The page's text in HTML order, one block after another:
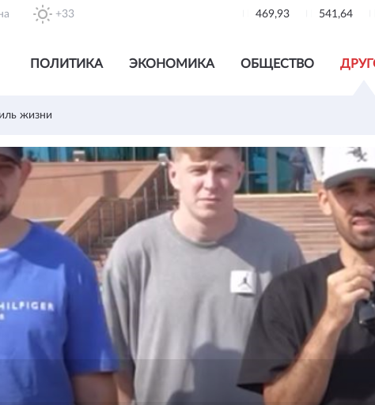
+33 469,93 541,64
ПОЛИТИКА ЭКОНОМИКА ОБЩЕСТВО
жизни